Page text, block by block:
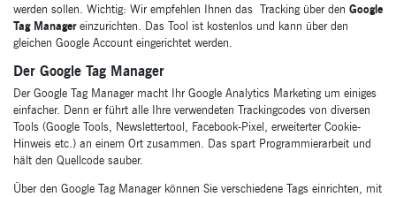
werden sollen. Wichtig: Wir empfehlen Ihnen das Tracking über den Google
Tag Manager einzurichten. Das Tool ist kostenlos und kann über den
gleichen Google Account eingerichtet werden.
Der Google Tag Manager
Der Google Tag Manager macht Ihr Google Analytics Marketing um einiges
einfacher. Denn er führt alle Ihre verwendeten Trackingcodes von diversen
Tools (Google Tools, Newslettertool, Facebook-Pixel, erweiterter Cookie-
Hinweis etc.) an einem Ort zusammen. Das spart Programmierarbeit und
hält den Quellcode sauber.
Über den Google Tag Manager können Sie verschiedene Tags einrichten, mit